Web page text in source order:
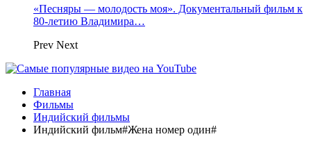
«Песняры — молодость моя». Документальный фильм к
80-летию Владимира…
Prev Next
Главная
Фильмы
Индийский фильмы
Индийский фильм#Жена номер один#